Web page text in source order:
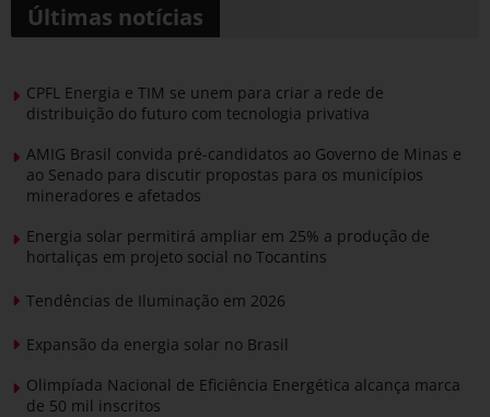
Últimas notícias
CPFL Energia e TIM se unem para criar a rede de
distribuição do futuro com tecnologia privativa
AMIG Brasil convida pré-candidatos ao Governo de Minas e
ao Senado para discutir propostas para os municípios
mineradores e afetados
Energia solar permitirá ampliar em 25% a produção de
hortaliças em projeto social no Tocantins
Tendências de Iluminação em 2026
Expansão da energia solar no Brasil
Olimpíada Nacional de Eficiência Energética alcança marca
de 50 mil inscritos